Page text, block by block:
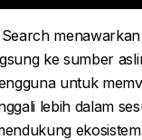
ke sumber
untuk
lebih dalam